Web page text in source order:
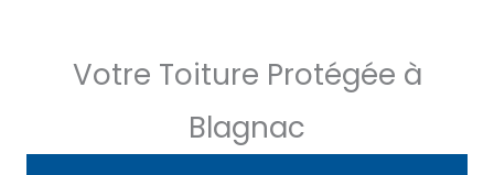
Votre Toiture Protégée à
Blagnac